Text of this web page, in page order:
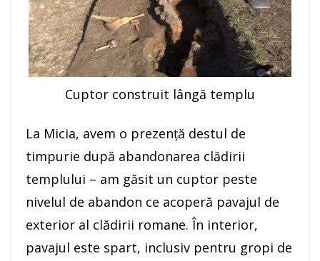
Cuptor construit lângă templu
La Micia, avem o prezenţă destul de
timpurie după abandonarea clădirii
templului – am găsit un cuptor peste
nivelul de abandon ce acoperă pavajul de
exterior al clădirii romane. În interior,
pavajul este spart, inclusiv pentru gropi de